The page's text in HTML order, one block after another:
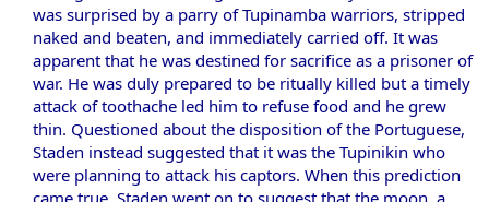
was surprised by a parry of Tupinamba warriors, stripped
naked and beaten, and immediately carried off. It was
apparent that he was destined for sacrifice as a prisoner of
war. He was duly prepared to be ritually killed but a timely
attack of toothache led him to refuse food and he grew
thin. Questioned about the disposition of the Portuguese,
Staden instead suggested that it was the Tupinikin who
were planning to attack his captors. When this prediction
came true, Staden went on to suggest that the moon, a